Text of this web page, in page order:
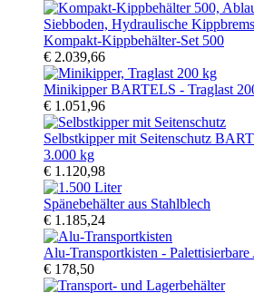
Kompakt-Kippbehälter-Set 500
€ 2.039,66
Minikipper BARTELS - Traglast
€ 1.051,96
Selbstkipper mit Seitenschutz
3.000 kg
€ 1.120,98
Spänebehälter aus Stahlblech
€ 1.185,24
Alu-Transportkisten - Palettisierbare
€ 178,50